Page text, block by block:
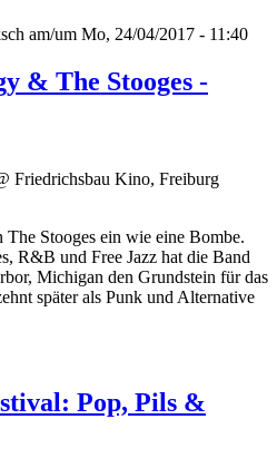
am/um Mo, 24/04/2017 - 11:40
& The Stooges -
Friedrichsbau Kino, Freiburg
The Stooges ein wie eine Bombe.
R&B und Free Jazz hat die Band
Michigan den Grundstein für das
später als Punk und Alternative
Pop, Pils &